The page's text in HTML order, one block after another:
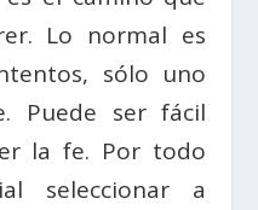
Lo normal es
sólo uno
Puede ser fácil
la fe. Por todo
seleccionar a